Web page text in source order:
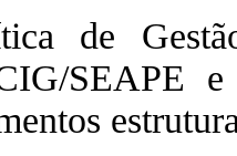
de
SEAPE